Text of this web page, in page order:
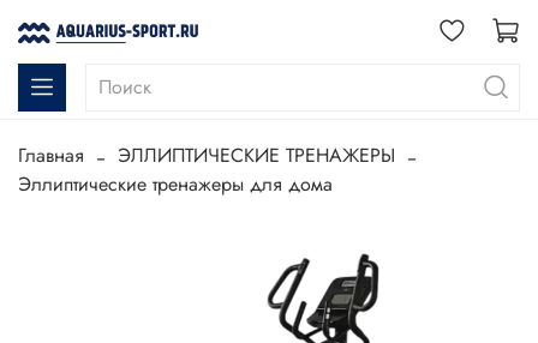
Главная
ЭЛЛИПТИЧЕСКИЕ ТРЕНАЖЕРЫ
Эллиптические тренажеры для дома